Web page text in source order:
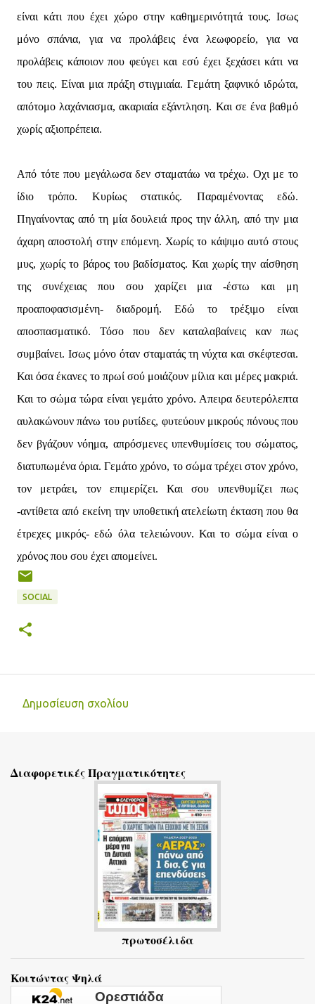
είναι κάτι που έχει χώρο στην καθημερινότητά τους. Ισως
μόνο σπάνια, για να προλάβεις ένα λεωφορείο, για να
προλάβεις κάποιον που φεύγει και εσύ έχει ξεχάσει κάτι να
του πεις. Είναι μια πράξη στιγμιαία. Γεμάτη ξαφνικό ιδρώτα,
απότομο λαχάνιασμα, ακαριαία εξάντληση. Και σε ένα βαθμό
χωρίς αξιοπρέπεια.
Από τότε που μεγάλωσα δεν σταματάω να τρέχω. Οχι με το
ίδιο τρόπο. Κυρίως στατικός. Παραμένοντας εδώ.
Πηγαίνοντας από τη μία δουλειά προς την άλλη, από την μια
άχαρη αποστολή στην επόμενη. Χωρίς το κάψιμο αυτό στους
μυς, χωρίς το βάρος του βαδίσματος. Και χωρίς την αίσθηση
της συνέχειας που σου χαρίζει μια -έστω και μη
προαποφασισμένη- διαδρομή. Εδώ το τρέξιμο είναι
αποσπασματικό. Τόσο που δεν καταλαβαίνεις καν πως
συμβαίνει. Ισως μόνο όταν σταματάς τη νύχτα και σκέφτεσαι.
Και όσα έκανες το πρωί σού μοιάζουν μίλια και μέρες μακριά.
Και το σώμα τώρα είναι γεμάτο χρόνο. Απειρα δευτερόλεπτα
αυλακώνουν πάνω του ρυτίδες, φυτεύουν μικρούς πόνους που
δεν βγάζουν νόημα, απρόσμενες υπενθυμίσεις του σώματος,
διατυπωμένα όρια. Γεμάτο χρόνο, το σώμα τρέχει στον χρόνο,
τον μετράει, τον επιμερίζει. Και σου υπενθυμίζει πως
-αντίθετα από εκείνη την υποθετική ατελείωτη έκταση που θα
έτρεχες μικρός- εδώ όλα τελειώνουν. Και το σώμα είναι ο
χρόνος που σου έχει απομείνει.
SOCIAL
λ
Δημοσίευση σχολίου
Διαφορετικές Πραγματικότητες
πρωτοσέλιδα
Κοιτώντας Ψηλά